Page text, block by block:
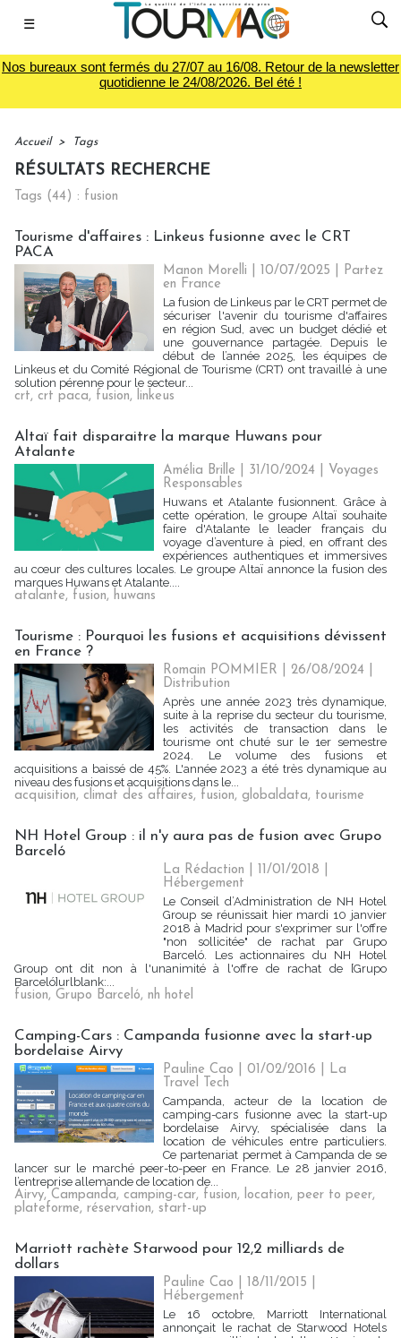
☰
Nos bureaux sont fermés du 27/07 au 16/08. Retour de la newsletter
quotidienne le 24/08/2026. Bel été !
Accueil > Tags
RÉSULTATS RECHERCHE
Tags (44) : fusion
Tourisme d'affaires : Linkeus fusionne avec le CRT
PACA
Manon Morelli | 10/07/2025
Partez
en France
La fusion de Linkeus par le CRT permet de
sécuriser l'avenir du tourisme d'affaires
en région Sud, avec un budget dédié et
une gouvernance partagée. Depuis le
début de l’année 2025, les équipes de
Linkeus et du Comité Régional de Tourisme (CRT) ont travaillé à une
solution pérenne pour le secteur...
crt, crt paca, fusion, linkeus
Altaï fait disparaitre la marque Huwans pour
Atalante
Amélia Brille | 31/10/2024
Voyages
Responsables
Huwans et Atalante fusionnent. Grâce à
cette opération, le groupe Altaï souhaite
faire d'Atalante le leader français du
voyage d’aventure à pied, en offrant des
expériences authentiques et immersives
au cœur des cultures locales. Le groupe Altaï annonce la fusion des
marques Huwans et Atalante....
atalante, fusion, huwans
Tourisme : Pourquoi les fusions et acquisitions dévissent
en France ?
Romain POMMIER | 26/08/2024
Distribution
Après une année 2023 très dynamique,
suite à la reprise du secteur du tourisme,
les activités de transaction dans le
tourisme ont chuté sur le 1er semestre
2024. Le volume des fusions et
acquisitions a baissé de 45%. L'année 2023 a été très dynamique au
niveau des fusions et acquisitions dans le...
acquisition, climat des affaires, fusion, globaldata, tourisme
NH Hotel Group : il n'y aura pas de fusion avec Grupo
Barceló
La Rédaction | 11/01/2018
Hébergement
Le Conseil d’Administration de NH Hotel
Group se réunissait hier mardi 10 janvier
2018 à Madrid pour s'exprimer sur l'offre
"non sollicitée" de rachat par Grupo
Barceló. Les actionnaires du NH Hotel
Group ont dit non à l'unanimité à l'offre de rachat de [Grupo
Barceló]urlblank:...
fusion, Grupo Barceló, nh hotel
Camping-Cars : Campanda fusionne avec la start-up
bordelaise Airvy
Pauline Cao | 01/02/2016
La
Travel Tech
Campanda, acteur de la location de
camping-cars fusionne avec la start-up
bordelaise Airvy, spécialisée dans la
location de véhicules entre particuliers.
Ce partenariat permet à Campanda de se
lancer sur le marché peer-to-peer en France. Le 28 janvier 2016,
l’entreprise allemande de location de...
Airvy, Campanda, camping-car, fusion, location, peer to peer,
plateforme, réservation, start-up
Marriott rachète Starwood pour 12,2 milliards de
dollars
Pauline Cao | 18/11/2015
Hébergement
Le 16 octobre, Marriott International
annonçait le rachat de Starwood Hotels